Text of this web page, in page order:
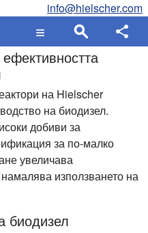
info@hielscher.com
на Hielscher
на биодизел.
добиви за
за по-малко
увеличава
използването на
биодизел